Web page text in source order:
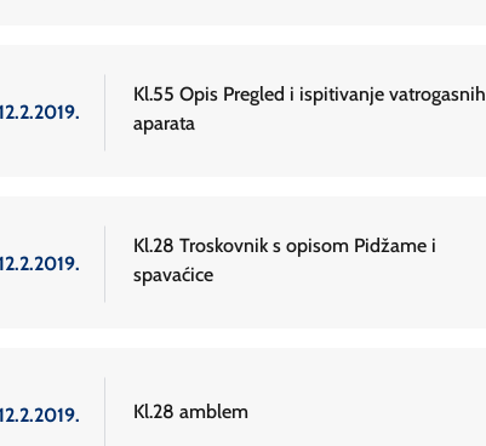
Kl.55 Opis Pregled i ispitivanje vatrogasnih
aparata
Kl.28 Troskovnik s opisom Pidžame i
spavaćice
Kl.28 amblem